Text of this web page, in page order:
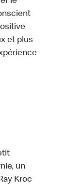
et plus
un
Kroc